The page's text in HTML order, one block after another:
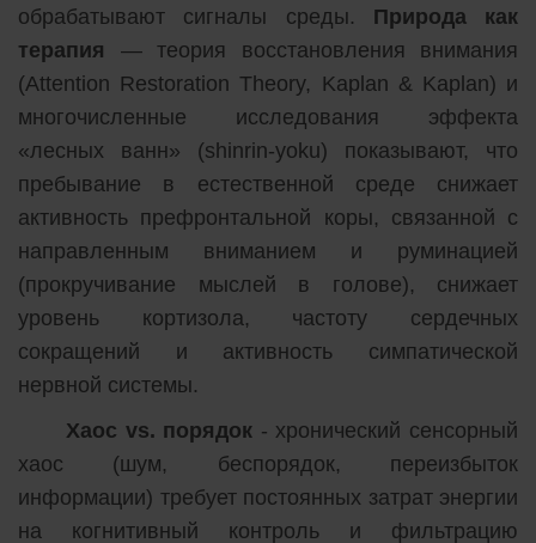
обрабатывают сигналы среды. Природа как
терапия — теория восстановления внимания
(Attention Restoration Theory, Kaplan & Kaplan) и
многочисленные исследования эффекта
«лесных ванн» (shinrin-yoku) показывают, что
пребывание в естественной среде снижает
активность префронтальной коры, связанной с
направленным вниманием и руминацией
(прокручивание мыслей в голове), снижает
уровень кортизола, частоту сердечных
сокращений и активность симпатической
нервной системы.
Хаос vs. порядок - хронический сенсорный
хаос (шум, беспорядок, переизбыток
информации) требует постоянных затрат энергии
на когнитивный контроль и фильтрацию